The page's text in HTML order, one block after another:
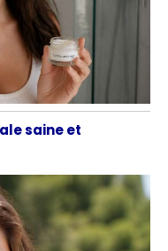
saine et